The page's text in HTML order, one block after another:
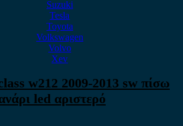
Suzuki
Tesla
Toyota
Volkswagen
Volvo
Xev
w212 2009-2013 sw πίσω
led αριστερό